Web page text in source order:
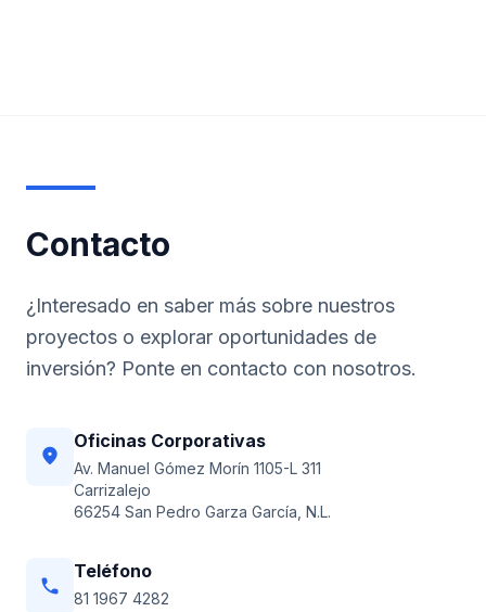
Contacto
¿Interesado en saber más sobre nuestros
proyectos o explorar oportunidades de
inversión? Ponte en contacto con nosotros.
location_on
Oficinas Corporativas
Av. Manuel Gómez Morín 1105-L 311
Carrizalejo
66254 San Pedro Garza García, N.L.
phone
Teléfono
81 1967 4282